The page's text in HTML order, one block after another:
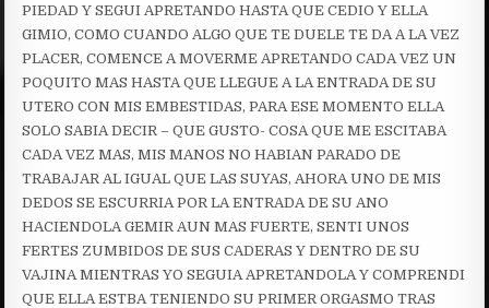
PIEDAD Y SEGUI APRETANDO HASTA QUE CEDIO Y ELLA
GIMIO, COMO CUANDO ALGO QUE TE DUELE TE DA A LA VEZ
PLACER, COMENCE A MOVERME APRETANDO CADA VEZ UN
POQUITO MAS HASTA QUE LLEGUE A LA ENTRADA DE SU
UTERO CON MIS EMBESTIDAS, PARA ESE MOMENTO ELLA
SOLO SABIA DECIR – QUE GUSTO- COSA QUE ME ESCITABA
CADA VEZ MAS, MIS MANOS NO HABIAN PARADO DE
TRABAJAR AL IGUAL QUE LAS SUYAS, AHORA UNO DE MIS
DEDOS SE ESCURRIA POR LA ENTRADA DE SU ANO
HACIENDOLA GEMIR AUN MAS FUERTE, SENTI UNOS
FERTES ZUMBIDOS DE SUS CADERAS Y DENTRO DE SU
VAJINA MIENTRAS YO SEGUIA APRETANDOLA Y COMPRENDI
QUE ELLA ESTBA TENIENDO SU PRIMER ORGASMO TRAS